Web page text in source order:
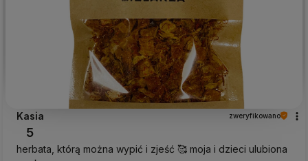
Kasia zweryfikowano
5
herbata, którą można wypić i zjeść 🥰 moja i dzieci ulubiona